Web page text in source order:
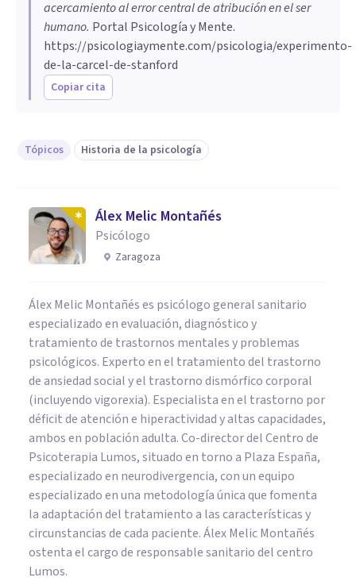
acercamiento al error central de atribución en el ser
humano. Portal Psicología y Mente.
https://psicologiaymente.com/psicologia/experimento-
de-la-carcel-de-stanford
Copiar cita
Tópicos Historia de la psicología
Álex Melic Montañés
Psicólogo
Zaragoza
Álex Melic Montañés es psicólogo general sanitario
especializado en evaluación, diagnóstico y
tratamiento de trastornos mentales y problemas
psicológicos. Experto en el tratamiento del trastorno
de ansiedad social y el trastorno dismórfico corporal
(incluyendo vigorexia). Especialista en el trastorno por
déficit de atención e hiperactividad y altas capacidades,
ambos en población adulta. Co-director del Centro de
Psicoterapia Lumos, situado en torno a Plaza España,
especializado en neurodivergencia, con un equipo
especializado en una metodología única que fomenta
la adaptación del tratamiento a las características y
circunstancias de cada paciente. Álex Melic Montañés
ostenta el cargo de responsable sanitario del centro
Lumos.